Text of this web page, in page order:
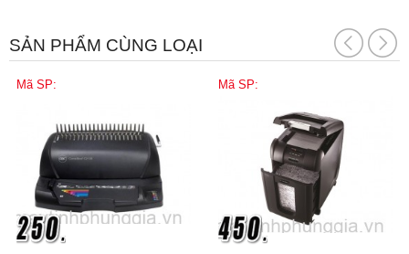
SẢN PHẨM CÙNG LOẠI
Mã SP: Mã SP: